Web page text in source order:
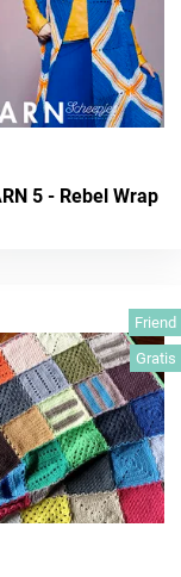
5 - Rebel Wrap
Friend
Gratis